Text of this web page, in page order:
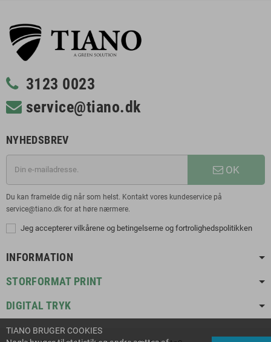
3123 0023
service@tiano.dk
NYHEDSBREV
OK
Du kan framelde dig når som helst. Kontakt vores kundeservice på
service@tiano.dk for at høre nærmere.
Jeg accepterer vilkårene og betingelserne og fortrolighedspolitikken
INFORMATION
STORFORMAT PRINT
DIGITAL TRYK
TIANO BRUGER COOKIES